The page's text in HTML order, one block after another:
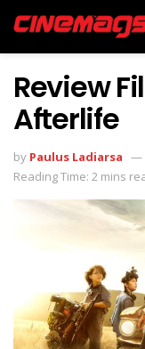
Review
Afterlife
by Paulus Ladiarsa
Reading Time: 2 mins